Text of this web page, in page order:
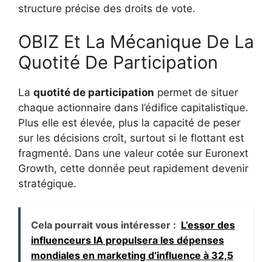
structure précise des droits de vote.
OBIZ Et La Mécanique De La
Quotité De Participation
La quotité de participation permet de situer
chaque actionnaire dans l’édifice capitalistique.
Plus elle est élevée, plus la capacité de peser
sur les décisions croît, surtout si le flottant est
fragmenté. Dans une valeur cotée sur Euronext
Growth, cette donnée peut rapidement devenir
stratégique.
Cela pourrait vous intéresser : L’essor des
influenceurs IA propulsera les dépenses
mondiales en marketing d’influence à 32,5